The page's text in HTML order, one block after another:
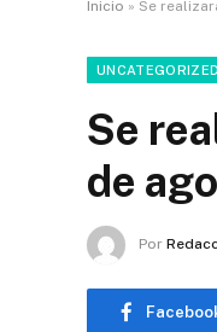
Inicio » Se
UNCATEGORIZED
Se
de
Por